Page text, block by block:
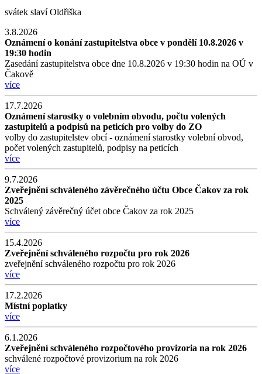
svátek slavíOldřiška
3.8.2026
Oznámení o konání zastupitelstva obce v pondělí 10.8.2026 v
19:30 hodin
Zasedání zastupitelstva obce dne 10.8.2026 v 19:30 hodin na OÚ v
Čakově
více
17.7.2026
Oznámení starostky o volebním obvodu, počtu volených
zastupitelů a podpisů na peticích pro volby do ZO
volby do zastupitelstev obcí - oznámení starostky volební obvod,
počet volených zastupitelů, podpisy na peticích
více
9.7.2026
Zveřejnění schváleného závěrečného účtu Obce Čakov za rok
2025
Schválený závěrečný účet obce Čakov za rok 2025
více
15.4.2026
Zveřejnění schváleného rozpočtu pro rok 2026
zveřejnění schváleného rozpočtu pro rok 2026
více
17.2.2026
Místní poplatky
více
6.1.2026
Zveřejnění schváleného rozpočtového provizoria na rok 2026
schválené rozpočtové provizorium na rok 2026
více